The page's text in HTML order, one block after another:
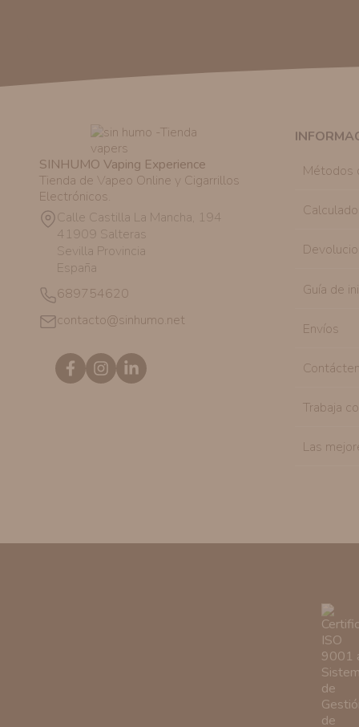
SINHUMO Vaping Experience
Tienda de Vapeo Online y Cigarrillos
Electrónicos.
Calle Castilla La Mancha, 194
41909 Salteras
Sevilla Provincia
España
689754620
contacto@sinhumo.net
Métodos
Guía de
Envíos
Trabaja
Las